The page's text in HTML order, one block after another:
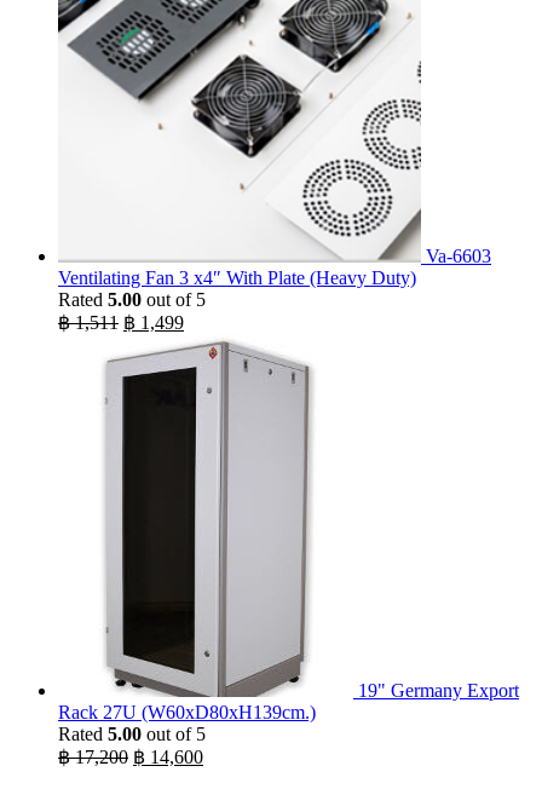
Va-6603
Ventilating Fan 3 x4″ With Plate (Heavy Duty)
Rated 5.00 out of 5
฿1,511 Original
was:
฿ 1,499Current
price
is:
฿ 1,499.
19" Germany Export
Rack 27U (W60xD80xH139cm.)
Rated 5.00 out of 5
฿17,200 Original
฿ 14,600Current